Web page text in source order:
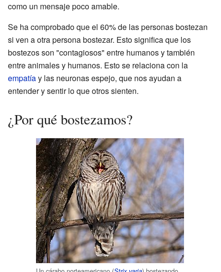
como un mensaje poco amable.
Se ha comprobado que el 60% de las personas bostezan
si ven a otra persona bostezar. Esto significa que los
bostezos son "contagiosos" entre humanos y también
entre animales y humanos. Esto se relaciona con la
empatíay las neuronas espejo, que nos ayudan a
entender y sentir lo que otros sienten.
¿Por qué bostezamos?